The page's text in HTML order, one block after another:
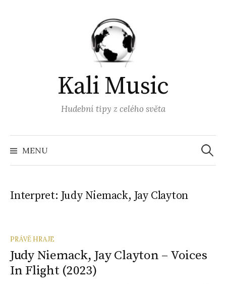
Kali Music
Hudební tipy z celého světa
MENU
Interpret: Judy Niemack, Jay Clayton
PRÁVĚ HRAJE
Judy Niemack, Jay Clayton – Voices
In Flight (2023)